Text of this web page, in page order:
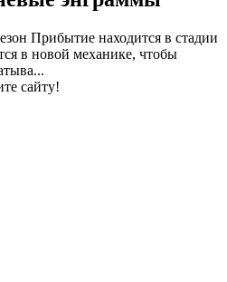
Прибытие находится в стадии
в новой механике, чтобы
сайту!